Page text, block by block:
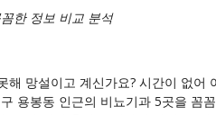
한 정보 비교 분석
망설이고 계신가요? 시간이 없어
용봉동 인근의 비뇨기과 5곳을 꼼